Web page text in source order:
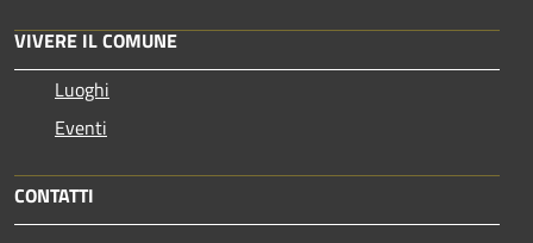
VIVERE IL COMUNE
Luoghi
Eventi
CONTATTI